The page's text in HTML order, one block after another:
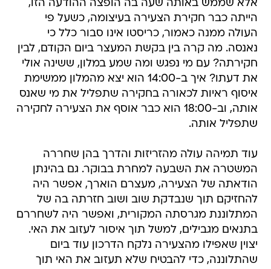
אלא שממש באותה שעה בה הופצה ההודעה הזו,
הייתה כבר חקירת הצעירה בעיצומה, כשעל פי
העולה ממנה כאמור, כריסטו אינו סבור כלל כי
נאנסה. מה קרה בין בקשת המעצר ביום הקודם, לבין
חקירתה? עם מי נפגש ומה שמע במלון, ששינה אולי
את דעתו? איך ב-14:00 הוא יצא מהמלון ממשימת
איסוף ראיות לכאורה בחקירה שתפליל את מי שאנס
אותה, וב-18:00 הוא כבר אוסף את הצעירה לחקירה
שתפליל אותה.
עוד תמיהה עולה מהזריזות והדרך בהן שחררה
המשטרה את השבעה למחרת בבוקר. גם בהינתן
הודאתה של הצעירה, מעצרם הוארך, אפשר היה
להחזיקם תוך שנבדקת שוב ושוב חזרתה בה של
המתלוננת מגרסתה המקורית, ואפשר היה לשחררם
בתנאים מגבילים, למשל תוך איסור לעזוב את האי.
יצוין שאפילו מהצעירה נלקח הדרכון עוד ביום
שהתלוננה, כדי להבטיח שלא תעזוב את האי תוך